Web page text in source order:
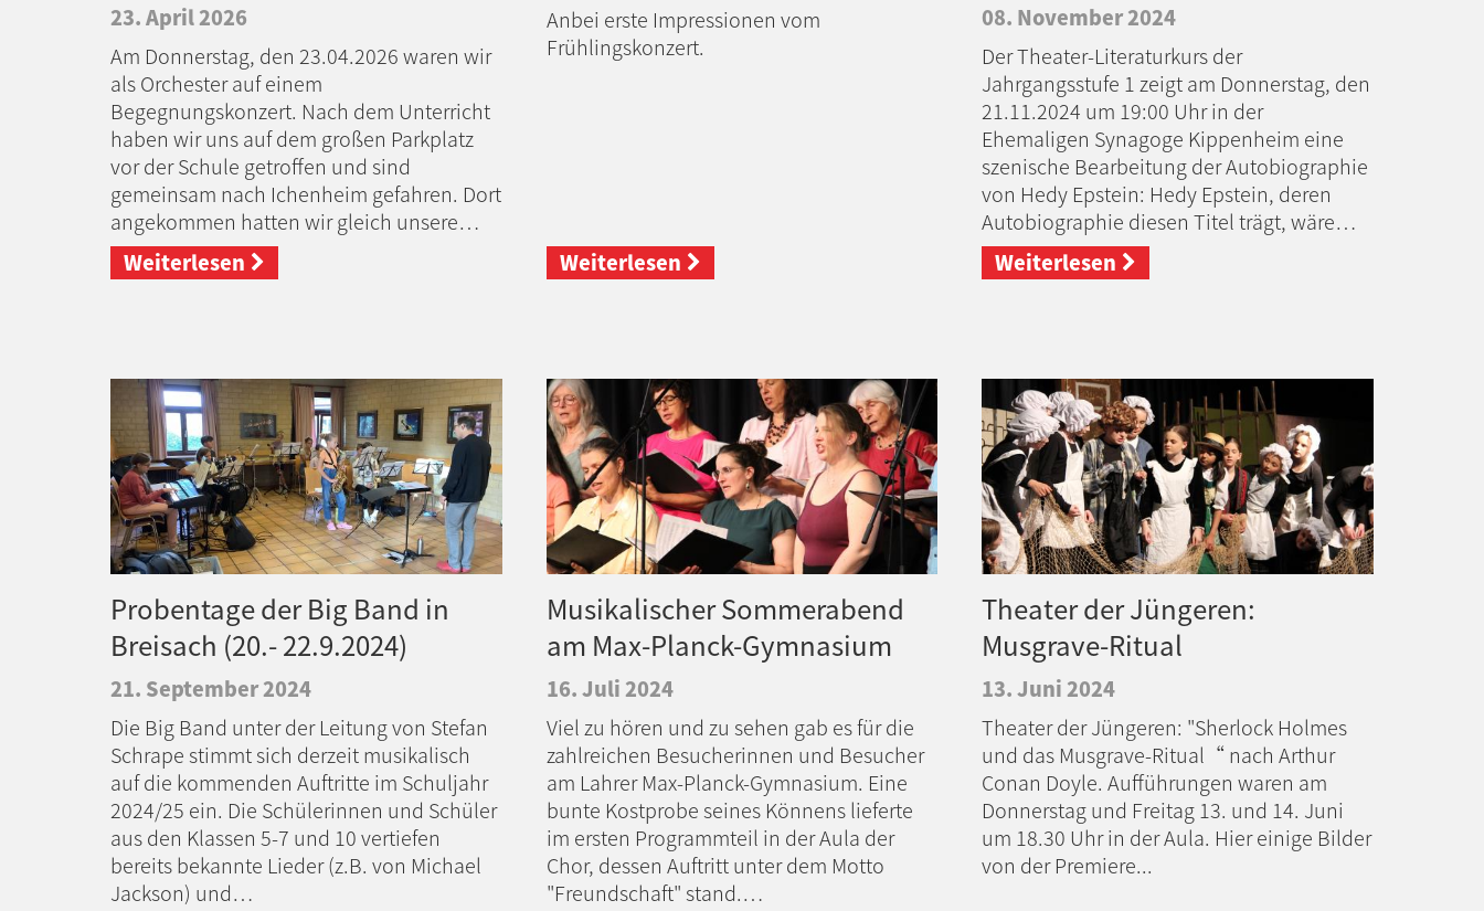
23. April 2026
Am Donnerstag, den 23.04.2026 waren wir
als Orchester auf einem
Begegnungskonzert. Nach dem Unterricht
haben wir uns auf dem großen Parkplatz
vor der Schule getroffen und sind
gemeinsam nach Ichenheim gefahren. Dort
angekommen hatten wir gleich unsere…
Weiterlesen
Anbei erste Impressionen vom
Frühlingskonzert.
Weiterlesen
08. November 2024
Der Theater-Literaturkurs der
Jahrgangsstufe 1 zeigt am Donnerstag, den
21.11.2024 um 19:00 Uhr in der
Ehemaligen Synagoge Kippenheim eine
szenische Bearbeitung der Autobiographie
von Hedy Epstein: Hedy Epstein, deren
Autobiographie diesen Titel trägt, wäre…
Weiterlesen
Probentage der Big Band in
Breisach (20.- 22.9.2024)
21. September 2024
Die Big Band unter der Leitung von Stefan
Schrape stimmt sich derzeit musikalisch
auf die kommenden Auftritte im Schuljahr
2024/25 ein. Die Schülerinnen und Schüler
aus den Klassen 5-7 und 10 vertiefen
bereits bekannte Lieder (z.B. von Michael
Jackson) und…
Musikalischer Sommerabend
am Max-Planck-Gymnasium
16. Juli 2024
Viel zu hören und zu sehen gab es für die
zahlreichen Besucherinnen und Besucher
am Lahrer Max-Planck-Gymnasium. Eine
bunte Kostprobe seines Könnens lieferte
im ersten Programmteil in der Aula der
Chor, dessen Auftritt unter dem Motto
"Freundschaft" stand.…
Theater der Jüngeren:
Musgrave-Ritual
13. Juni 2024
Theater der Jüngeren: "Sherlock Holmes
und das Musgrave-Ritual“ nach Arthur
Conan Doyle. Aufführungen waren am
Donnerstag und Freitag 13. und 14. Juni
um 18.30 Uhr in der Aula. Hier einige Bilder
von der Premiere...